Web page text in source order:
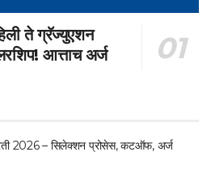
ते ग्रॅज्युएशन
आत्ताच अर्ज
2026 – सिलेक्शन प्रोसेस, कटऑफ, अर्ज